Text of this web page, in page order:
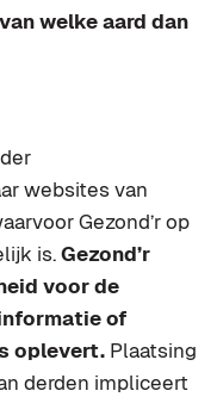
welke aard dan
websites van
Gezond’r op
is.Gezond’r
voor de
of
oplevert. Plaatsing
derden impliceert